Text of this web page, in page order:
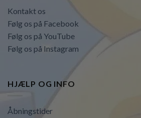
Kontakt os
Følg os på Facebook
Følg os på YouTube
Følg os på Instagram
HJÆLP OG INFO
Åbningstider